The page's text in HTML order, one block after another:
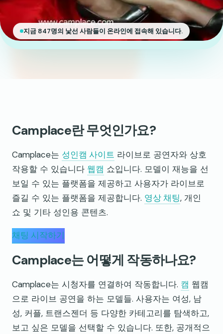
지금 847명의 낯선 사람들이 온라인에 접속해 있습니다.
Camplace란 무엇인가요?
Camplace는 성인캠 사이트 라이브로 공연자와 상호
작용할 수 있습니다 웹캠 쇼입니다. 모델이 재능을 선
보일 수 있는 플랫폼을 제공하고 사용자가 라이브로
즐길 수 있는 플랫폼을 제공합니다. 영상 채팅, 개인
쇼 및 기타 성인용 콘텐츠.
채팅 시작하기
Camplace는 어떻게 작동하나요?
Camplace는 시청자를 연결하여 작동합니다. 캠 웹캠
으로 라이브 공연을 하는 모델들. 사용자는 여성, 남
성, 커플, 트랜스젠더 등 다양한 카테고리를 탐색하고,
보고 싶은 모델을 선택할 수 있습니다. 또한, 공개적으